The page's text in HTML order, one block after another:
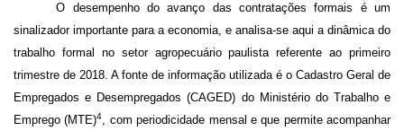
O desempenho do avanço das contratações formais é um
sinalizador importante para a economia, e analisa-se aqui a dinâmica do
trabalho formal no setor agropecuário paulista referente ao primeiro
trimestre de 2018. A fonte de informação utilizada é o Cadastro Geral de
Empregados e Desempregados (CAGED) do Ministério do Trabalho e
Emprego (MTE)4
, com periodicidade mensal e que permite acompanhar